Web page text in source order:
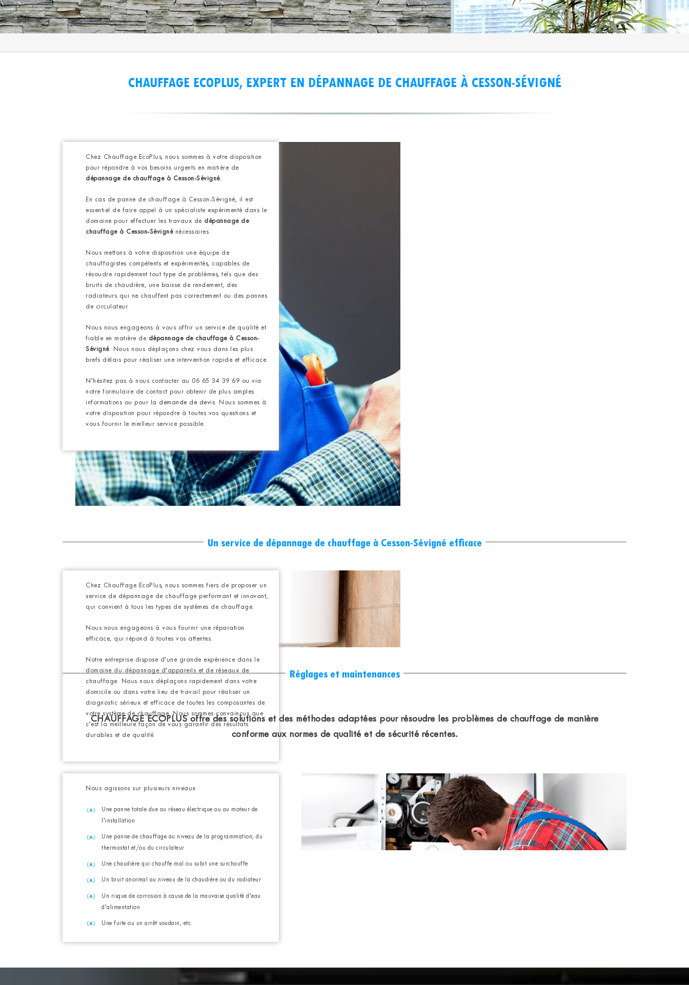
CHAUFFAGE ECOPLUS, EXPERT EN DÉPANNAGE DE CHAUFFAGE À CESSON-SÉVIGNÉ
Chez Chauffage EcoPlus, nous sommes à votre disposition
pour répondre à vos besoins urgents en matière de
dépannage de chauffageà Cesson-Sévigné.
En cas de panne de chauffage à Cesson-Sévigné, il est
essentiel de faire appel à un spécialiste expérimenté dans le
domaine pour effectuer les travaux de dépannage de
chauffage à Cesson-Sévignénécessaires.
Nous mettons à votre disposition une équipe de
chauffagistes compétents et expérimentés, capables de
résoudre rapidement tout type de problèmes, tels que des
bruits de chaudière, une baisse de rendement, des
radiateurs qui ne chauffent pas correctement ou des pannes
de circulateur.
Nous nous engageons à vous offrir un service de qualité et
fiable en matière de dépannage de chauffageà Cesson-
Sévigné. Nous nous déplaçons chez vous dans les plus
brefs délais pour réaliser une intervention rapide et efficace.
N’hésitez pas à nous contacter au 06 65 34 39 69 ou via
notre formulaire de contact pour obtenir de plus amples
informations ou pour la demande de devis.
Nous sommes à
votre disposition pour répondre à toutes vos questions et
vous fournir le meilleur service possible.
Un service de dépannage de chauffage à Cesson-Sévigné efficace
Chez Chauffage EcoPlus, nous sommes fiers de proposer un
service de dépannage de chauffage performant et innovant,
qui convient à tous les types de systèmes de chauffage.
Nous nous engageons à vous fournir une réparation
efficace, qui répond à toutes vos attentes.
Notre entreprise dispose d’une grande expérience dans le
domaine du dépannage d’appareils et de réseaux de
chauffage. Nous nous déplaçons rapidement dans votre
domicile ou dans votre lieu de travail pour réaliser un
diagnostic sérieux et efficace de toutes les composantes de
votre système de chauffage. Nous sommes convaincus que
c’est la meilleure façon de vous garantir des résultats
durables et de qualité.
Réglages et maintenances
CHAUFFAGE ECOPLUS offre des solutions et des méthodes adaptées pour résoudre les problèmes de chauffage de manière
conforme aux normes de qualité et de sécurité récentes.
Nous agissons sur plusieurs niveaux :
Une panne totale due au réseau électrique ou au moteur de
l’installation
Une panne de chauffage au niveau de la programmation, du
thermostat et/ou du circulateur
Une chaudière qui chauffe mal ou subit une surchauffe
Un bruit anormal au niveau de la chaudière ou du radiateur
Un risque de corrosion à cause de la mauvaise qualité d’eau
d’alimentation
Une fuite ou un arrêt soudain, etc.